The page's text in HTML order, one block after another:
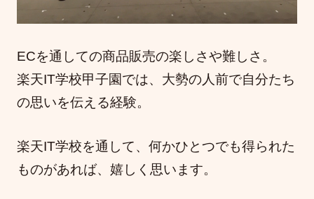
ECを通しての商品販売の楽しさや難しさ。
楽天IT学校甲子園では、大勢の人前で自分たち
の思いを伝える経験。
楽天IT学校を通して、何かひとつでも得られた
ものがあれば、嬉しく思います。